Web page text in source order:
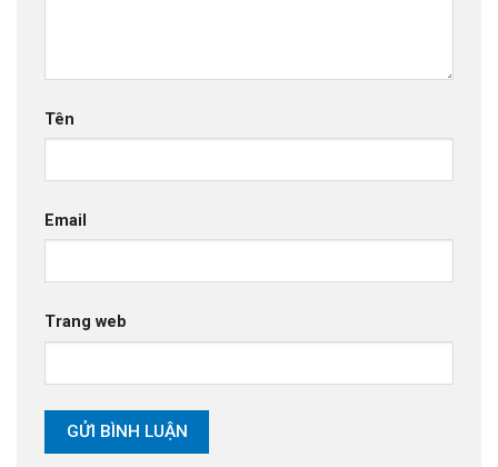
Tên
Email
Trang web